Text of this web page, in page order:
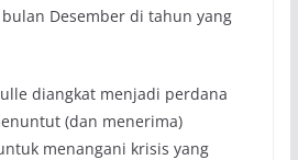
Desember di tahun yang
diangkat menjadi perdana
(dan menerima)
menangani krisis yang